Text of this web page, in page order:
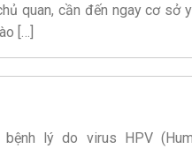
quan, cần đến ngay cơ sở
[…]
lý do virus HPV